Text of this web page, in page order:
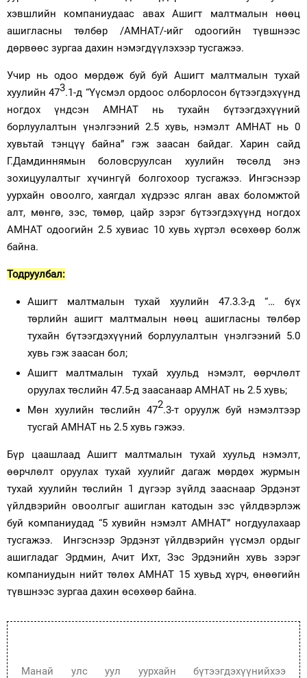
хэвшлийн компаниудаас авах Ашигт малтмалын нөөц
ашигласны төлбөр /АМНАТ/-ийг одоогийн түвшнээс
дөрвөөс зургаа дахин нэмэгдүүлэхээр тусгажээ.
Учир нь одоо мөрдөж буй буй Ашигт малтмалын тухай
хуулийн 473.1-д “Үүсмэл ордоос олборлосон бүтээгдэхүүнд
ногдох үндсэн АМНАТ нь тухайн бүтээгдэхүүний
борлуулалтын үнэлгээний 2.5 хувь, нэмэлт АМНАТ нь 0
хувьтай тэнцүү байна” гэж заасан байдаг. Харин сайд
Г.Дамдиннямын боловсруулсан хуулийн төсөлд энэ
зохицуулалтыг хүчингүй болгохоор тусгажээ. Ингэснээр
уурхайн овоолго, хаягдал хүдрээс ялган авах боломжтой
алт, мөнгө, зэс, төмөр, цайр зэрэг бүтээгдэхүүнд ногдох
АМНАТ одоогийн 2.5 хувиас 10 хувь хүртэл өсөхөөр болж
байна.
Тодруулбал:
Ашигт малтмалын тухай хуулийн 47.3.3-д “… бүх
төрлийн ашигт малтмалын нөөц ашигласны төлбөр
тухайн бүтээгдэхүүний борлуулалтын үнэлгээний 5.0
хувь гэж заасан бол;
Ашигт малтмалын тухай хуульд нэмэлт, өөрчлөлт
оруулах төслийн 47.5-д заасанаар АМНАТ нь 2.5 хувь;
Мөн хуулийн төслийн 472.3-т оруулж буй нэмэлтээр
тусгай АМНАТ нь 2.5 хувь гэжээ.
Бүр цаашлаад Ашигт малтмалын тухай хуульд нэмэлт,
өөрчлөлт оруулах тухай хуулийг дагаж мөрдөх журмын
тухай хуулийн төслийн 1 дүгээр зүйлд зааснаар Эрдэнэт
үйлдвэрийн овоолгыг ашиглан катодын зэс үйлдвэрлэж
буй компаниудад “5 хувийн нэмэлт АМНАТ” ногдуулахаар
тусгажээ. Ингэснээр Эрдэнэт үйлдвэрийн үүсмэл ордыг
ашигладаг Эрдмин, Ачит Ихт, Зэс Эрдэнийн хувь зэрэг
компаниудын нийт төлөх АМНАТ 15 хувьд хүрч, өнөөгийн
түвшнээс зургаа дахин өсөхөөр байна.
Манай улс уул уурхайн бүтээгдэхүүнийхээ